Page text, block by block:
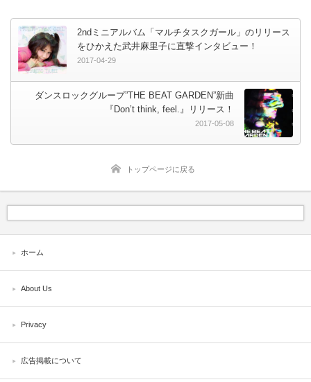
2ndミニアルバム「マルチタスクガール」のリリース
をひかえた武井麻里子に直撃インタビュー！
2017-04-29
ダンスロックグループ”THE BEAT GARDEN”新曲
『Don’t think, feel.』リリース！
2017-05-08
トップページに戻る
ホーム
About Us
Privacy
広告掲載について